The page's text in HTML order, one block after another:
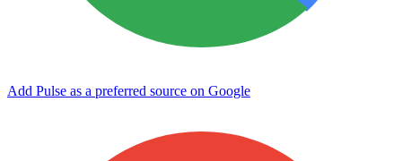
Add Pulse as a preferred source on Google